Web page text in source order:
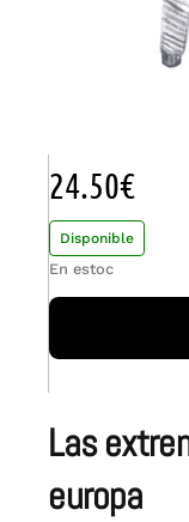
las extremas derechas en
europa
24.50€
Disponible
En estoc